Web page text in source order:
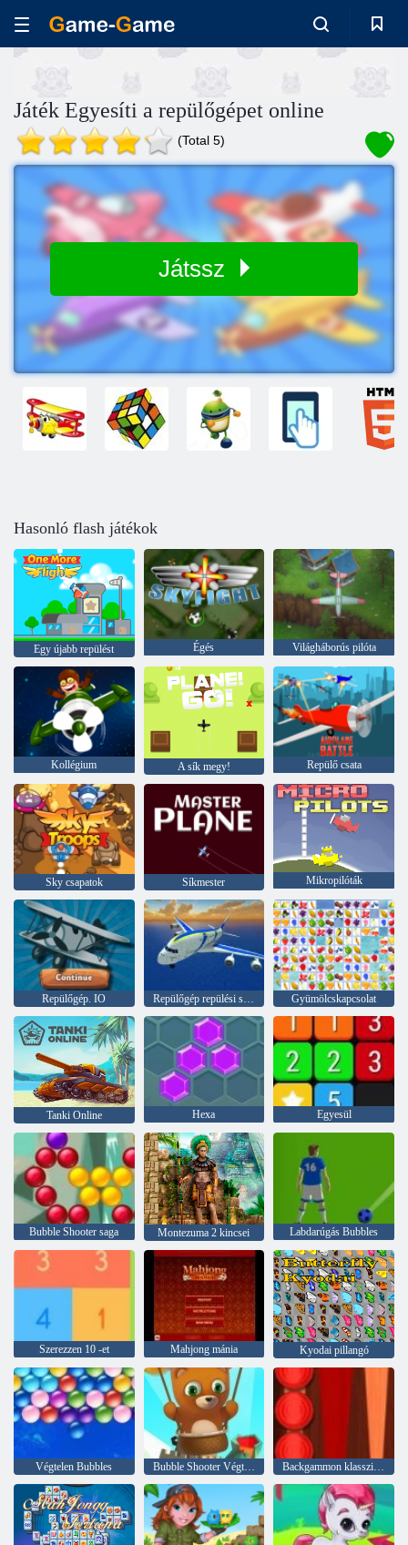
Játék Egyesíti a repülőgépet online
(Total 5)
Játssz
Hasonló flash játékok
Egy újabb repülést Égés Világháborús pilóta
Kollégium A sík megy! Repülő csata
Sky csapatok Síkmester Mikropilóták
Repülőgép. IO Repülőgép repülési szimulátor Gyümölcskapcsolat
Tanki Online Hexa Egyesül
Bubble Shooter saga Montezuma 2 kincsei Labdarúgás Bubbles
Szerezzen 10 -et Mahjong mánia Kyodai pillangó
Végtelen Bubbles Bubble Shooter Végtelen